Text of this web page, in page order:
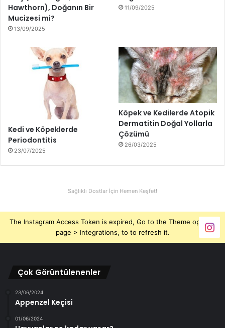
Hawthorn), Doğanın Bir
Mucizesi mi?
13/09/2025
11/09/2025
Kedi ve Köpeklerde
Periodontitis
23/07/2025
Köpek ve Kedilerde Atopik
Dermatitin Doğal Yollarla
Çözümü
26/03/2025
Sağlıklı Dostlar İçin Hemen Keşfet!
The Instagram Access Token is expired, Go to the Theme options
page > Integrations, to to refresh it.
Çok Görüntülenenler
23/06/2024
Appenzel Keçisi
01/06/2024